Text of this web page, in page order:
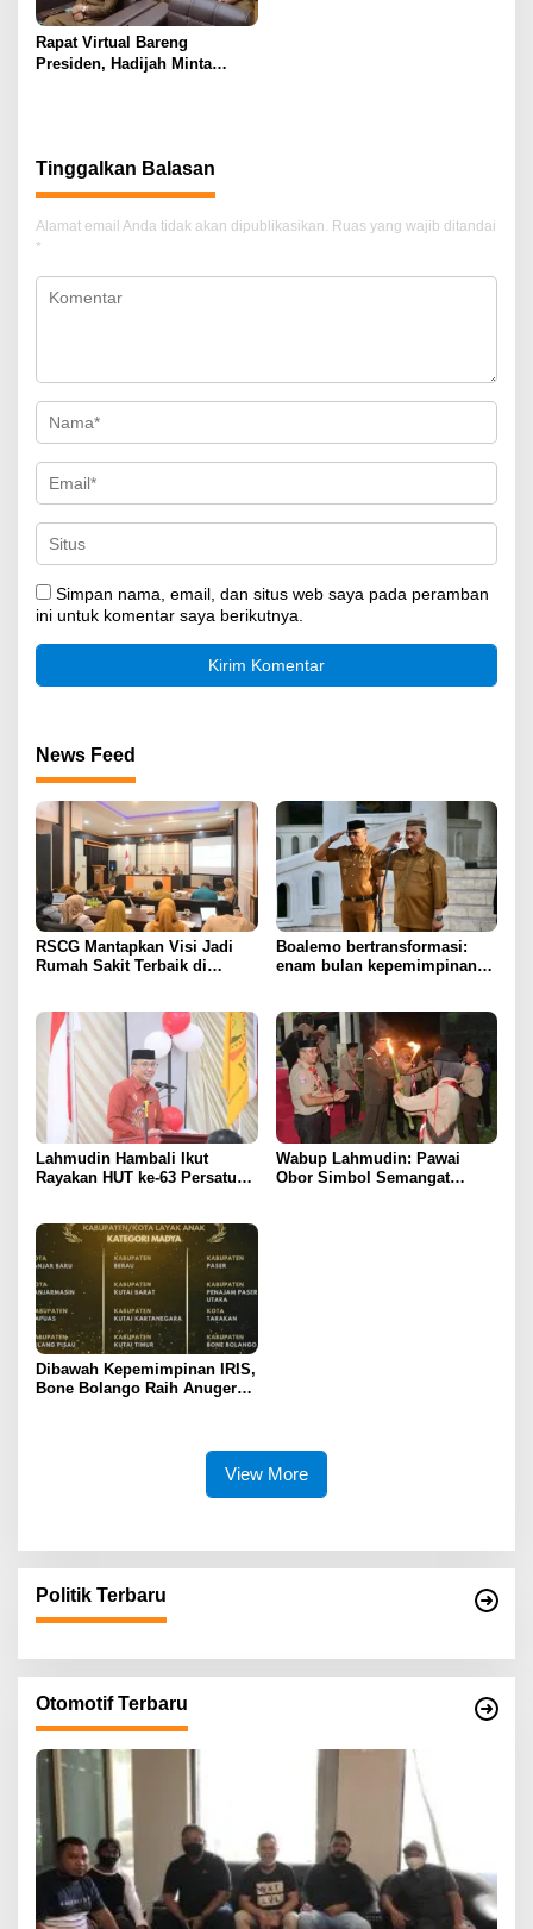
Rapat Virtual Bareng
Presiden, Hadijah Minta
Tinggalkan Balasan
Alamat email Anda tidak akan dipublikasikan. Ruas yang wajib ditandai
*
Simpan nama, email, dan situs web saya pada peramban
ini untuk komentar saya berikutnya.
News Feed
RSCG Mantapkan Visi Jadi
Rumah Sakit Terbaik di
Boalemo bertransformasi:
enam bulan kepemimpinan
Prabowo
Lahmudin Hambali Ikut
Rayakan HUT ke-63 Persatuan
Wabup Lahmudin: Pawai
Obor Simbol Semangat
Dibawah Kepemimpinan IRIS,
Bone Bolango Raih Anugerah
View More
Politik Terbaru
Otomotif Terbaru